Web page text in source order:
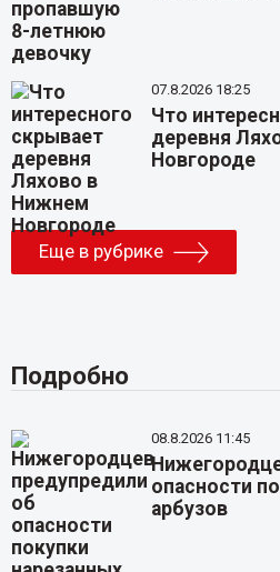
07.8.2026 18:25
Что
деревня
Новгороде
Еще в рубрике
Подробно
08.8.2026 11:45
опасности
арбузов